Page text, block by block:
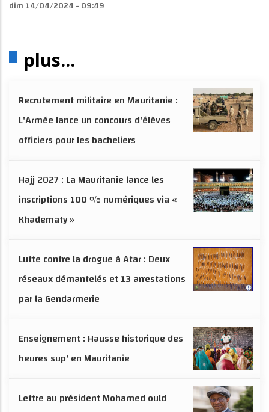
dim 14/04/2024 - 09:49
plus...
Recrutement militaire en Mauritanie :
L'Armée lance un concours d'élèves
officiers pour les bacheliers
Hajj 2027 : La Mauritanie lance les
inscriptions 100 % numériques via «
Khadematy »
Lutte contre la drogue à Atar : Deux
réseaux démantelés et 13 arrestations
par la Gendarmerie
Enseignement : Hausse historique des
heures sup' en Mauritanie
Lettre au président Mohamed ould